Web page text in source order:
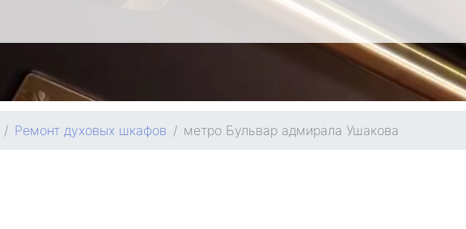
Ремонт духовых шкафов метро Бульвар адмирала Ушакова